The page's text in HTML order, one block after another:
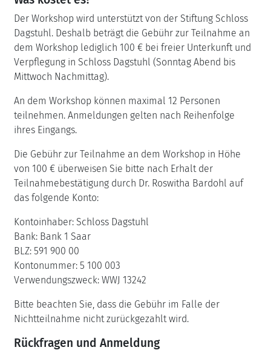
Der Workshop wird unterstützt von der Stiftung Schloss
Dagstuhl. Deshalb beträgt die Gebühr zur Teilnahme an
dem Workshop lediglich 100 € bei freier Unterkunft und
Verpflegung in Schloss Dagstuhl (Sonntag Abend bis
Mittwoch Nachmittag).
An dem Workshop können maximal 12 Personen
teilnehmen. Anmeldungen gelten nach Reihenfolge
ihres Eingangs.
Die Gebühr zur Teilnahme an dem Workshop in Höhe
von 100 € überweisen Sie bitte nach Erhalt der
Teilnahmebestätigung durch Dr. Roswitha Bardohl auf
das folgende Konto:
Kontoinhaber: Schloss Dagstuhl
Bank: Bank 1 Saar
BLZ: 591 900 00
Kontonummer: 5 100 003
Verwendungszweck: WWJ 13242
Bitte beachten Sie, dass die Gebühr im Falle der
Nichtteilnahme nicht zurückgezahlt wird.
Rückfragen und Anmeldung